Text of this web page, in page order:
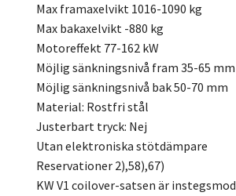
Max framaxelvikt 1016-1090 kg
Max bakaxelvikt -880 kg
Motoreffekt 77-162 kW
Möjlig sänkningsnivå fram 35-65 mm
Möjlig sänkningsnivå bak 50-70 mm
Material: Rostfri stål
Justerbart tryck: Nej
Utan elektroniska stötdämpare
Reservationer 2),58),67)
KW V1 coilover-satsen är